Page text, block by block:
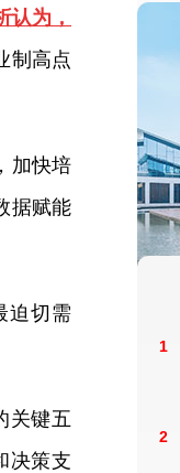
认为，
制高点
加快培
据赋能
迫切需
关键五
决策支
1
2